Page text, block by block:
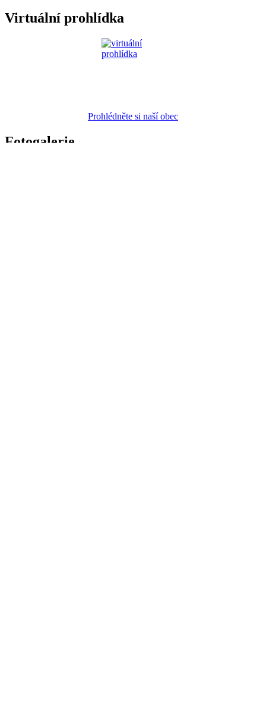
Virtuální prohlídka
Prohlédněte si naší obec
Fotogalerie